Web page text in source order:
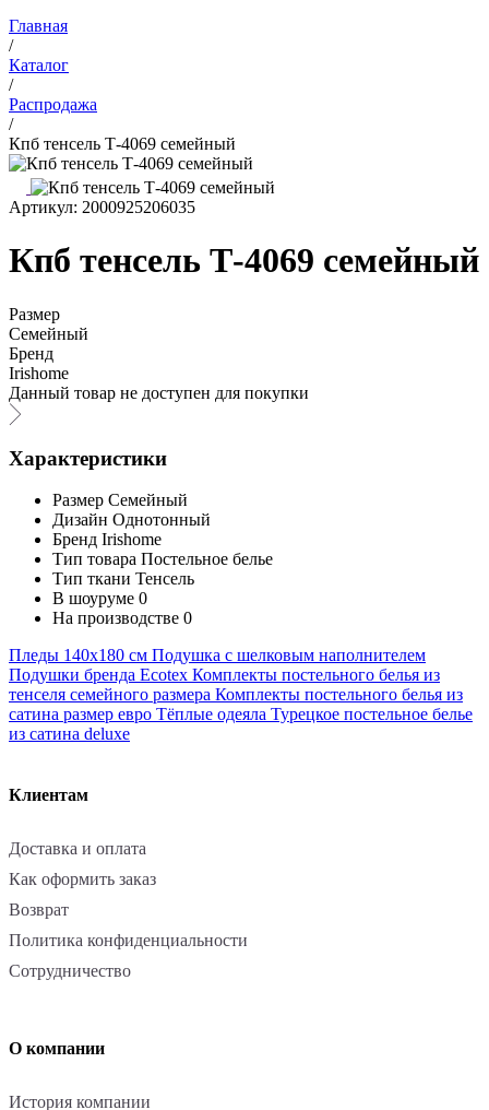
Главная
/
Каталог
/
Распродажа
/
Кпб тенсель Т-4069 семейный
Артикул: 2000925206035
Кпб тенсель Т-4069 семейный
Размер
Семейный
Бренд
Irishome
Данный товар не доступен для покупки
Характеристики
Размер Семейный
Дизайн Однотонный
Бренд Irishome
Тип товара Постельное белье
Тип ткани Тенсель
В шоуруме 0
На производстве 0
Пледы 140х180 см Подушка с шелковым наполнителем
Подушки бренда Ecotex Комплекты постельного белья из
тенселя семейного размера Комплекты постельного белья из
сатина размер евро Тёплые одеяла Турецкое постельное белье
из сатина deluxe
Клиентам
Доставка и оплата
Как оформить заказ
Возврат
Политика конфиденциальности
Сотрудничество
О компании
История компании